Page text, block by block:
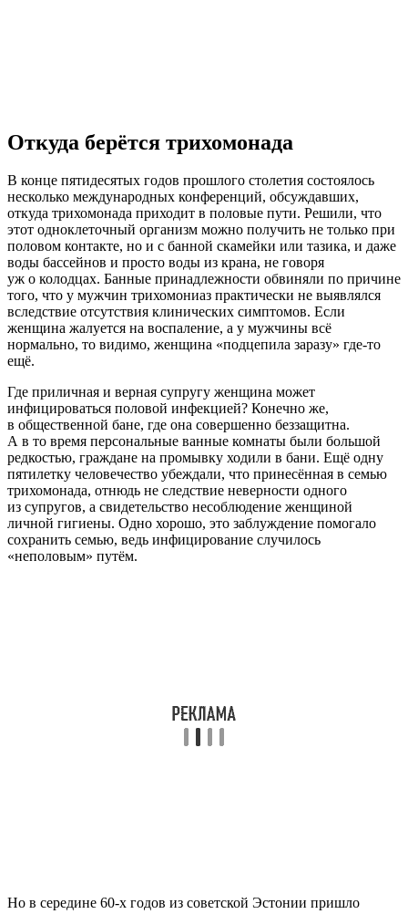
Откуда берётся трихомонада
В конце пятидесятых годов прошлого столетия состоялось
несколько международных конференций, обсуждавших,
откуда трихомонада приходит в половые пути. Решили, что
этот одноклеточный организм можно получить не только при
половом контакте, но и с банной скамейки или тазика, и даже
воды бассейнов и просто воды из крана, не говоря
уж о колодцах. Банные принадлежности обвиняли по причине
того, что у мужчин трихомониаз практически не выявлялся
вследствие отсутствия клинических симптомов. Если
женщина жалуется на воспаление, а у мужчины всё
нормально, то видимо, женщина «подцепила заразу» где-то
ещё.
Где приличная и верная супругу женщина может
инфицироваться половой инфекцией? Конечно же,
в общественной бане, где она совершенно беззащитна.
А в то время персональные ванные комнаты были большой
редкостью, граждане на промывку ходили в бани. Ещё одну
пятилетку человечество убеждали, что принесённая в семью
трихомонада, отнюдь не следствие неверности одного
из супругов, а свидетельство несоблюдение женщиной
личной гигиены. Одно хорошо, это заблуждение помогало
сохранить семью, ведь инфицирование случилось
«неполовым» путём.
Но в середине 60-х годов из советской Эстонии пришло